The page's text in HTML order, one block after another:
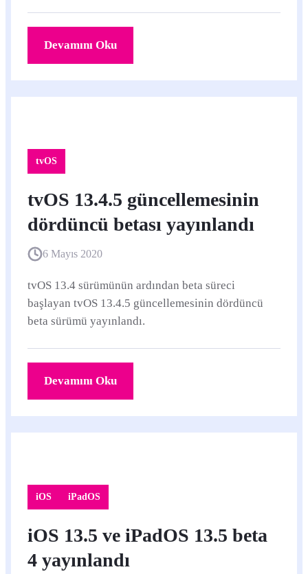
Devamını Oku
tvOS
tvOS 13.4.5 güncellemesinin
dördüncü betası yayınlandı
6 Mayıs 2020
tvOS 13.4 sürümünün ardından beta süreci
başlayan tvOS 13.4.5 güncellemesinin dördüncü
beta sürümü yayınlandı.
Devamını Oku
iOS iPadOS
iOS 13.5 ve iPadOS 13.5 beta
4 yayınlandı